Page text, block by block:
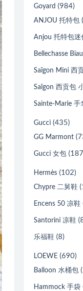
Goyard (984)
ANJOU 托特包
Anjou 托特包迷
Bellechasse
Saïgon Mini 西
Saïgon 西贡包
Sainte-Marie 手
Gucci (435)
GG Marmont
Gucci 女包
Hermès (102)
Chypre 二舅鞋
Encens 50 凉鞋
Santorini 凉鞋
乐福鞋 (8)
LOEWE (690)
Balloon 水桶包
Hammock 手袋